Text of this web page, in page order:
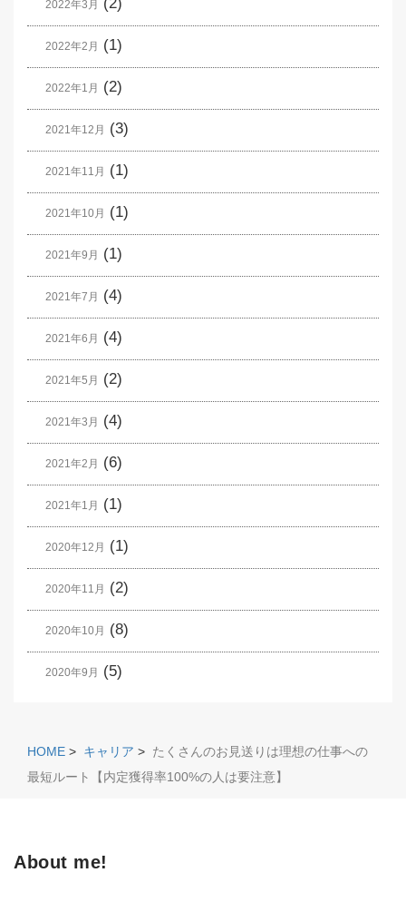
2022年3月
2022年2月 (1)
2022年1月 (2)
2021年12月 (3)
2021年11月 (1)
2021年10月 (1)
2021年9月 (1)
2021年7月 (4)
2021年6月 (4)
2021年5月 (2)
2021年3月 (4)
2021年2月 (6)
2021年1月 (1)
2020年12月 (1)
2020年11月 (2)
2020年10月 (8)
2020年9月 (5)
HOME > キャリア > たくさんのお見送りは理想の仕事への
最短ルート【内定獲得率100%の人は要注意】
About me!